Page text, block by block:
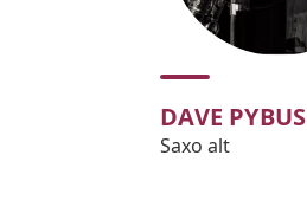
DAVE PYBUS
Saxo alt